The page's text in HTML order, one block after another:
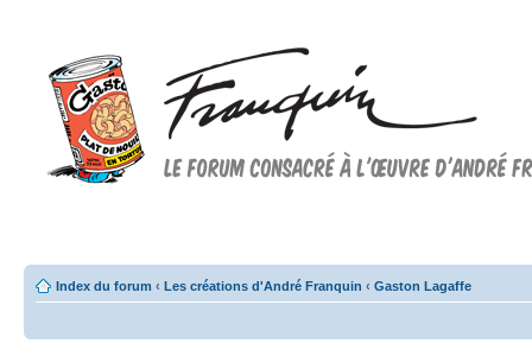
Index du forum ‹ Les créations d'André Franquin ‹ Gaston Lagaffe